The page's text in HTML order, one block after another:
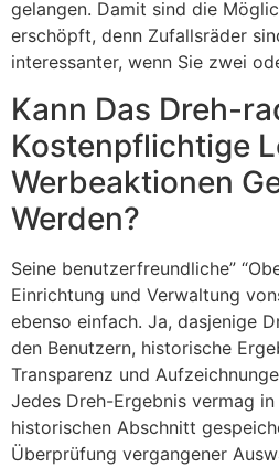
gelangen. Damit sind die
erschöpft, denn Zufallsräder
interessanter, wenn Sie zwei
Kann Das Dreh-
Kostenpflichtige
Werbeaktionen
Werden?
Seine benutzerfreundliche”
Einrichtung und Verwaltung
ebenso einfach. Ja, dasjenige
den Benutzern, historische
Transparenz und
Jedes Dreh-Ergebnis vermag
historischen Abschnitt
Überprüfung vergangener